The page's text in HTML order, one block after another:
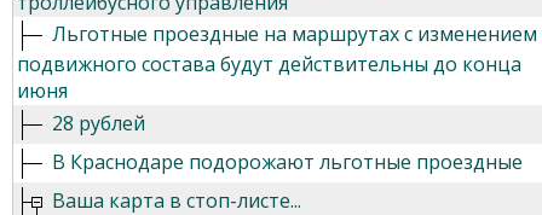
Льготные проездные на маршрутах с изменением
подвижного состава будут действительны до конца
июня
28 рублей
В Краснодаре подорожают льготные проездные
Ваша карта в стоп-листе...